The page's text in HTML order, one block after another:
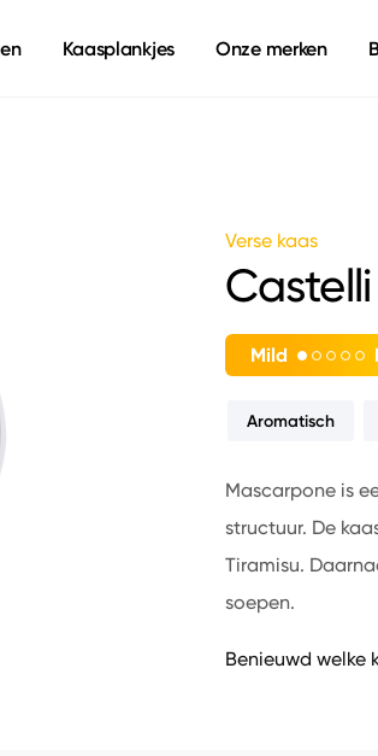
Kaasplankjes Onze merken
Verse kaas
Mild
Aromatisch
Mascarpone is
structuur. De
Tiramisu.
soepen.
Benieuwd welke